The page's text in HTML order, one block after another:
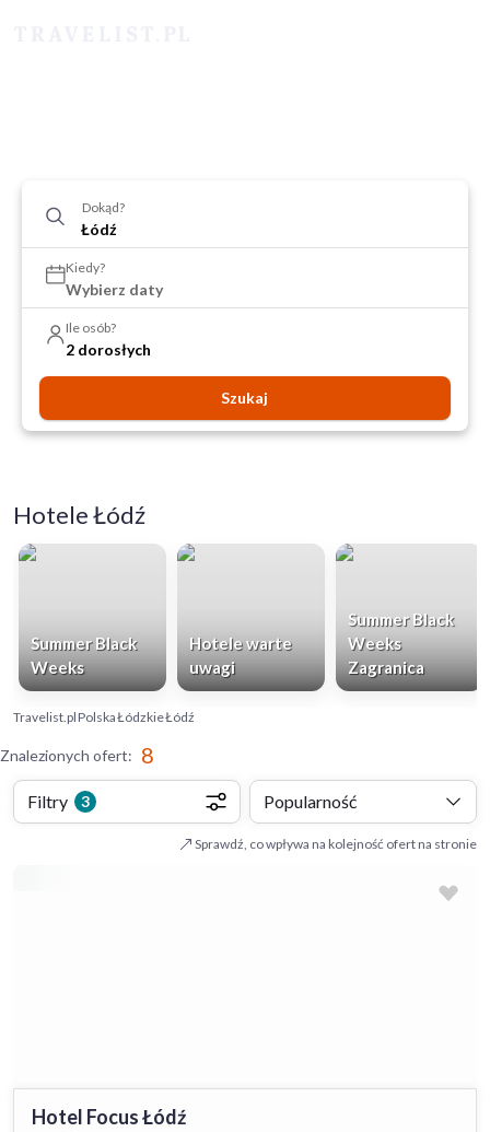
Dokąd?
Kiedy?
Wybierz daty
Ile osób?
2 dorosłych
Szukaj
Hotele Łódź
Summer Black
Weeks
Hotele warte
uwagi
Summer Black
Weeks
Zagranica
Travelist.plPolskaŁódzkieŁódź
Znalezionych ofert: 8
Filtry 3 Popularność
Sprawdź, co wpływa na kolejność ofert na stronie
Hotel Focus Łódź